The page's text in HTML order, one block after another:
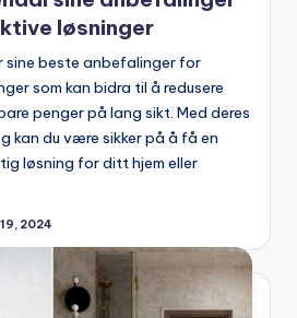
løsninger
sine beste anbefalinger for
som kan bidra til å redusere
penger på lang sikt. Med deres
kan du være sikker på å få en
løsning for ditt hjem eller
2024